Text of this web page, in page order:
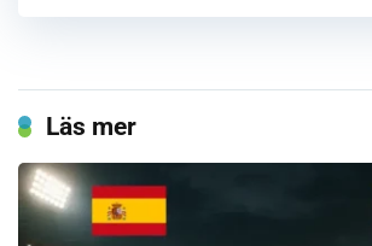
Läs mer